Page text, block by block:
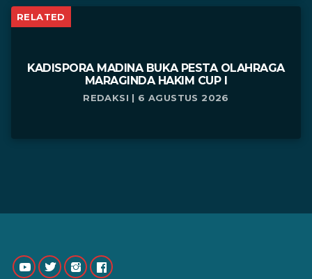
RELATED
KADISPORA MADINA BUKA PESTA OLAHRAGA
MARAGINDA HAKIM CUP I
REDAKSI | 6 AGUSTUS 2026